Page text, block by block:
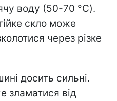
воду (50-70 °C).
скло може
через різке
досить сильні.
зламатися від